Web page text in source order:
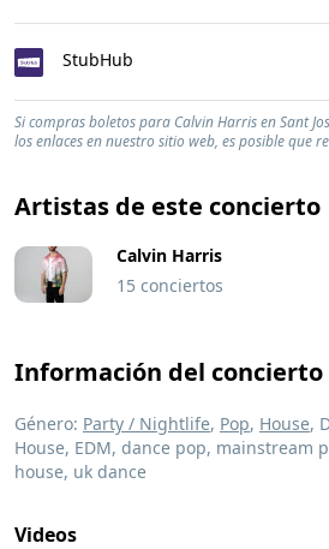
StubHub
Si compras boletos para Calvin Harris en Sant
los enlaces en nuestro sitio web, es posible que
Artistas de este concierto
Calvin Harris
15 conciertos
Información del concierto
Género: Party / Nightlife, Pop, House,
House, EDM, dance pop, mainstream
house, uk dance
Videos